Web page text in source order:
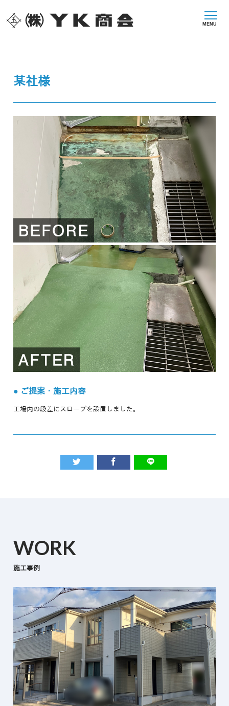
MENU
某社様
● ご提案・施工内容
工場内の段差にスロープを設置しました。
WORK
施工事例